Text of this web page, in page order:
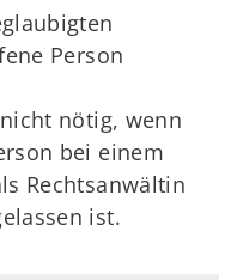
Person
nötig, wenn
bei einem
Rechtsanwältin
ist.